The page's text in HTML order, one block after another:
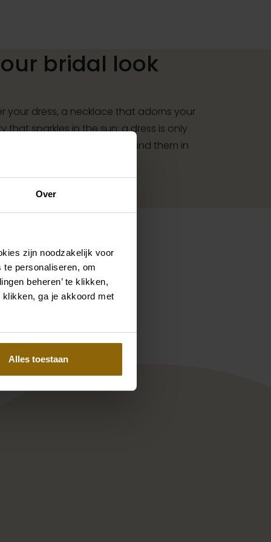
Over
zijn noodzakelijk voor
personaliseren, om
beheren’ te klikken,
klikken, ga je akkoord met
Alles toestaan
bridal look
your dress, a necklace that adorns your
that sparkles in the sun: a dress is only
And you will also find them in
Pinterest